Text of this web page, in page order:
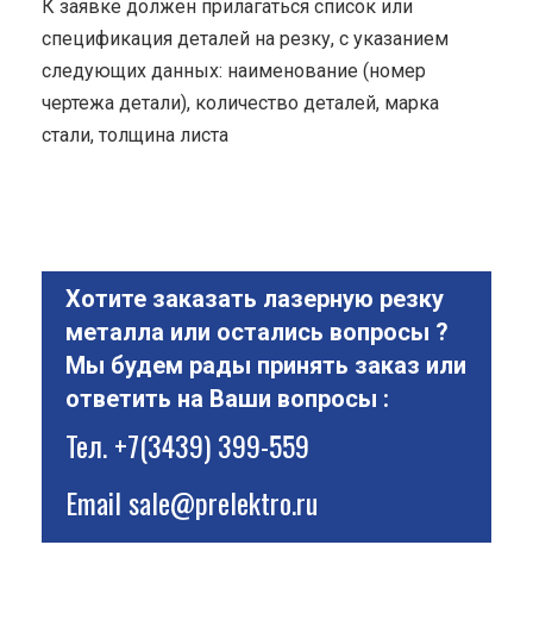
К заявке должен прилагаться список или
спецификация деталей на резку, с указанием
следующих данных: наименование (номер
чертежа детали), количество деталей, марка
стали, толщина листа
Хотите заказать лазерную резку
металла или остались вопросы ?
Мы будем рады принять заказ или
ответить на Ваши вопросы :
Тел.+7(3439) 399-559
Emailsale@prelektro.ru